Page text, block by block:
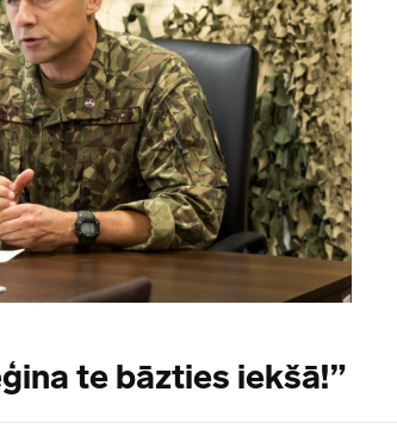
te bāzties iekšā!”